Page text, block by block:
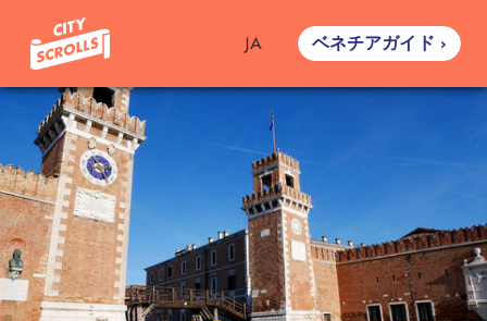
JA ベネチアガイド ›